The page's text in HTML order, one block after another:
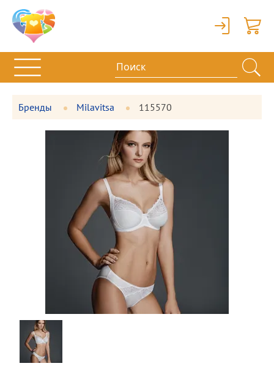
Вход
Бренды Milavitsa 115570
Фотографии
товара
Большая